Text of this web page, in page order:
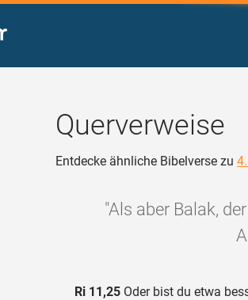
Querverweise
Entdecke ähnliche Bibelverse zu
"Als aber Balak,
Ri 11,25 Oder bist du etwa